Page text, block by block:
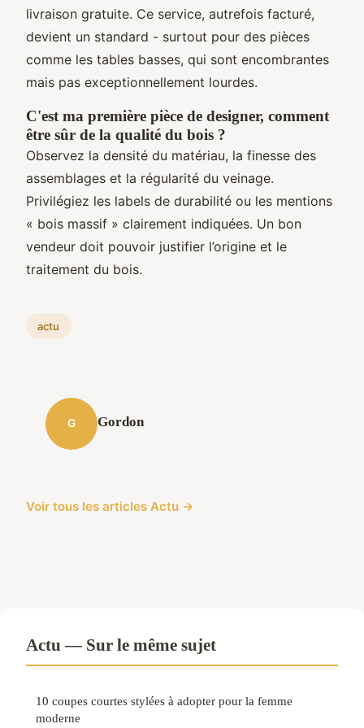
livraison gratuite. Ce service, autrefois facturé,
devient un standard - surtout pour des pièces
comme les tables basses, qui sont encombrantes
mais pas exceptionnellement lourdes.
C'est ma première pièce de designer, comment
être sûr de la qualité du bois ?
Observez la densité du matériau, la finesse des
assemblages et la régularité du veinage.
Privilégiez les labels de durabilité ou les mentions
« bois massif » clairement indiquées. Un bon
vendeur doit pouvoir justifier l’origine et le
traitement du bois.
actu
G Gordon
Voir tous les articles Actu →
Actu — Sur le même sujet
10 coupes courtes stylées à adopter pour la femme
moderne